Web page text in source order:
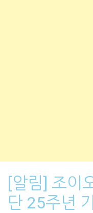
[알림] 조이
단 25주년